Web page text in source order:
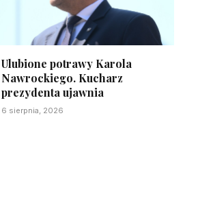
Ulubione potrawy Karola
Nawrockiego. Kucharz
prezydenta ujawnia
6 sierpnia, 2026